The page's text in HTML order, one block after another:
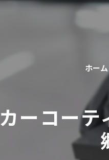
ホーム
カーコーテ